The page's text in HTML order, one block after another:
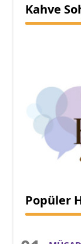
Kahve
Popüler